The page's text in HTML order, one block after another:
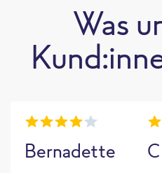
Was
Bernadette C